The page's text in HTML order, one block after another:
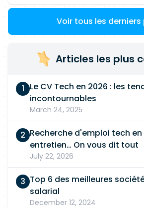
Voir tous les
Articles les plus
Le CV Tech en 2026 : les
incontournables
March 24, 2025
Recherche d'emploi tech en
entretien… On vous dit tout
July 22, 2026
Top 6 des meilleures
salarial
December 12, 2024